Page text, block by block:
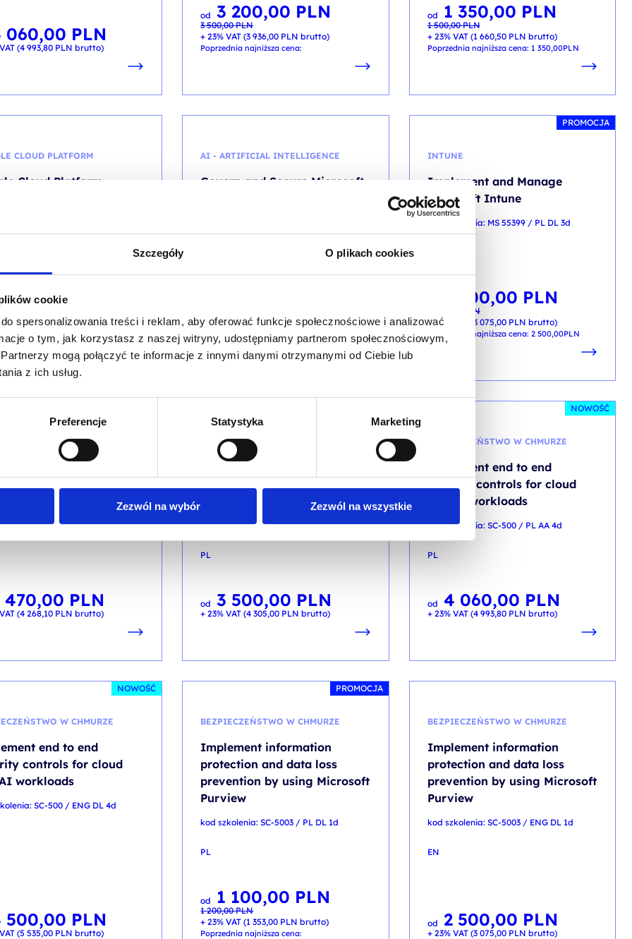
Szczegóły O plikach cookies
cookie
spersonalizowania treści i reklam, aby oferować funkcje społecznościowe i analizować
o tym, jak korzystasz z naszej witryny, udostępniamy partnerom społecznościowym,
mogą połączyć te informacje z innymi danymi otrzymanymi od Ciebie lub
z ich usług.
Preferencje Statystyka Marketing
Zezwól na wybór Zezwól na wszystkie
060,00 PLN
(4 993,80 PLN brutto)
od
3 500,00PLN
Pierwotna
cena
wynosiła:
3 500,00 PLN.
3 200,00 PLN
Aktualna
cena
wynosi:
3 200,00 PLN.
+ 23% VAT (3 936,00 PLN brutto)
Poprzednia najniższa cena:
od
1 500,00PLN
Pierwotna
cena
wynosiła:
1 500,00 PLN.
1 350,00 PLN
Aktualna
cena
wynosi:
1 350,00 PLN.
+ 23% VAT (1 660,50 PLN brutto)
Poprzednia najniższa cena: 1 350,00PLN
CLOUD PLATFORM
Cloud Platform
640,00PLN
( 2 017,20 PLN brutto)
AI - ARTIFICIAL INTELLIGENCE
Govern and Secure Microsoft
EN
od 2 650,00PLN
+ 23% VAT ( 3 259,50 brutto)
PROMOCJA
INTUNE
Implement and Manage
Microsoft Intune
kod szkolenia: MS 55399 / PL DL 3d
PLN
3 050,00 PLN.
2 500,00 PLN
2 500,00 PLN.
+ 23% VAT ( 3 075,00 PLN brutto)
Poprzednia najniższa cena: 2 500,00PLN
MS 55399 / PL AA 3d
470,00 PLN
(4 268,10 PLN brutto)
BEZPIECZEŃSTWO W CHMURZE
kod szkolenia: SC-500 / PL DL 4d
PL
od 3 500,00 PLN
+ 23% VAT (4 305,00 PLN brutto)
NOWOŚĆ
BEZPIECZEŃSTWO W CHMURZE
Implement end to end
security controls for cloud
and AI workloads
kod szkolenia: SC-500 / PL AA 4d
PL
od 4 060,00 PLN
+ 23% VAT (4 993,80 PLN brutto)
NOWOŚĆ
W CHMURZE
end to end
controls for cloud
workloads
SC-500 / ENG DL 4d
500,00 PLN
(5 535,00 PLN brutto)
PROMOCJA
BEZPIECZEŃSTWO W CHMURZE
Implement information
protection and data loss
prevention by using Microsoft
Purview
kod szkolenia: SC-5003 / PL DL 1d
PL
od
1 200,00PLN
Pierwotna
cena
wynosiła:
1 200,00 PLN.
1 100,00 PLN
Aktualna
cena
wynosi:
1 100,00 PLN.
+ 23% VAT (1 353,00 PLN brutto)
Poprzednia najniższa cena:
BEZPIECZEŃSTWO W CHMURZE
Implement information
protection and data loss
prevention by using Microsoft
Purview
kod szkolenia: SC-5003 / ENG DL 1d
EN
od 2 500,00 PLN
+ 23% VAT (3 075,00 PLN brutto)